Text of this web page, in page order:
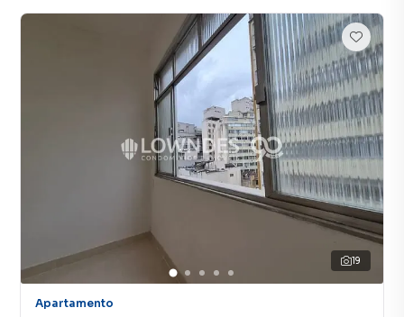
19
Apartamento